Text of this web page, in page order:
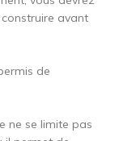
avant
de
ne se limite pas